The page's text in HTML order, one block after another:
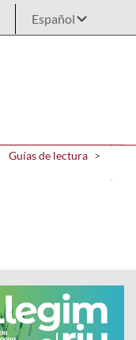
Guías de lectura